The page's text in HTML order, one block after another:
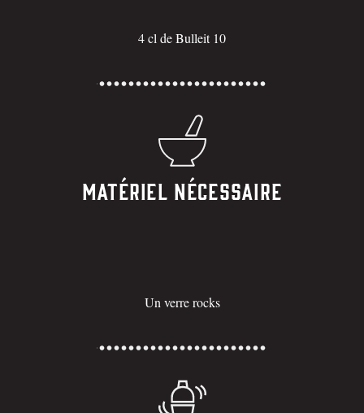
4 cl de Bulleit 10
Matériel nécessaire
Un verre rocks